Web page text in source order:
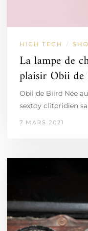
HIGH TECH /
La lampe de
plaisir Obii
Obii de Biird Née
sextoy clitoridien
7 MARS 2021